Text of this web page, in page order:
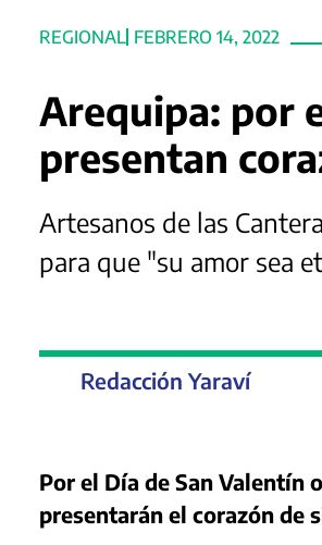
REGIONAL FEBRERO 14, 2022
Arequipa: por
presentan
Artesanos de las
para que "su amor sea
Redacción Yaraví
Por el Día de San Valentín
presentarán el corazón de